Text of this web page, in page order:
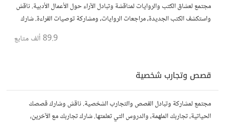
مجتمع لعشاق الكتب والروايات لمناقشة وتبادل الآراء حول الأعمال الأدبية. ناقش
واستكشف الكتب الجديدة، مراجعات الروايات، ومشاركة توصيات القراءة. شارك
89.9 ألف متابع
قصص وتجارب شخصية
مجتمع لمشاركة وتبادل القصص والتجارب الشخصية. ناقش وشارك قصصك
الحياتية، تجاربك الملهمة، والدروس التي تعلمتها. شارك تجاربك مع الآخرين،